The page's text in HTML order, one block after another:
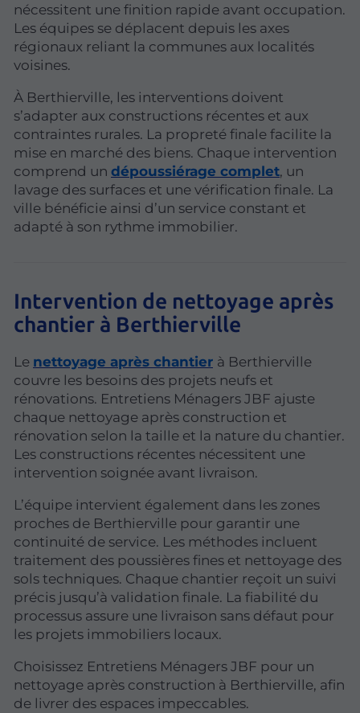
nécessitent une finition rapide avant occupation.
Les équipes se déplacent depuis les axes
régionaux reliant la communes aux localités
voisines.
À Berthierville, les interventions doivent
s’adapter aux constructions récentes et aux
contraintes rurales. La propreté finale facilite la
mise en marché des biens. Chaque intervention
comprend un dépoussiérage complet, un
lavage des surfaces et une vérification finale. La
ville bénéficie ainsi d’un service constant et
adapté à son rythme immobilier.
Intervention de nettoyage après
chantier à Berthierville
Le nettoyage après chantier à Berthierville
couvre les besoins des projets neufs et
rénovations. Entretiens Ménagers JBF ajuste
chaque nettoyage après construction et
rénovation selon la taille et la nature du chantier.
Les constructions récentes nécessitent une
intervention soignée avant livraison.
L’équipe intervient également dans les zones
proches de Berthierville pour garantir une
continuité de service. Les méthodes incluent
traitement des poussières fines et nettoyage des
sols techniques. Chaque chantier reçoit un suivi
précis jusqu’à validation finale. La fiabilité du
processus assure une livraison sans défaut pour
les projets immobiliers locaux.
Choisissez Entretiens Ménagers JBF pour un
nettoyage après construction à Berthierville, afin
de livrer des espaces impeccables.